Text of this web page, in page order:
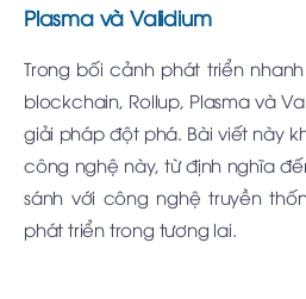
Plasma và Validium
Trong bối cảnh phát triển
blockchain, Rollup, Plasma và
giải pháp đột phá. Bài viết này
công nghệ này, từ định nghĩa
sánh với công nghệ truyền
phát triển trong tương lai.